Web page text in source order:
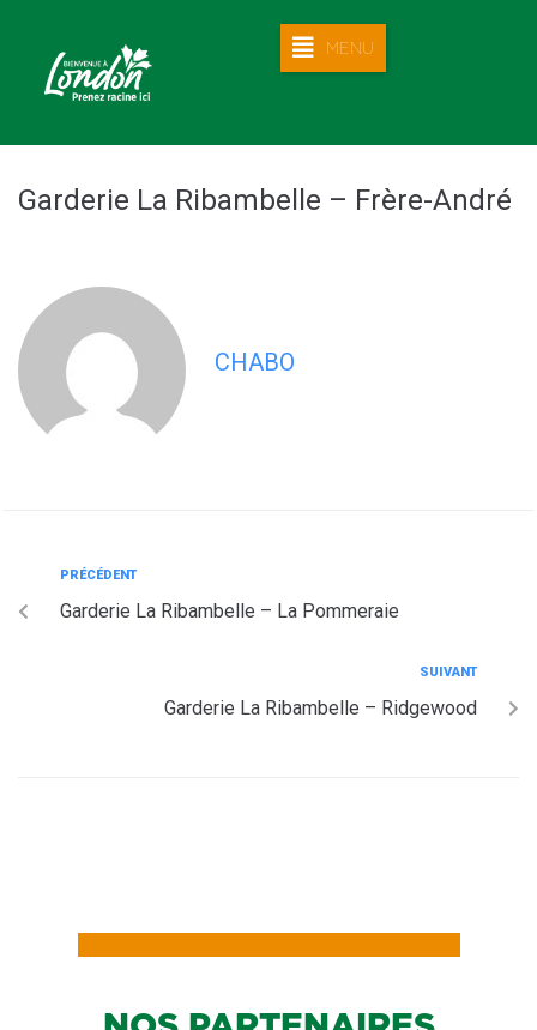
MENU
Garderie La Ribambelle – Frère-André
CHABO
PRÉCÉDENT
Garderie La Ribambelle – La Pommeraie
SUIVANT
Garderie La Ribambelle – Ridgewood